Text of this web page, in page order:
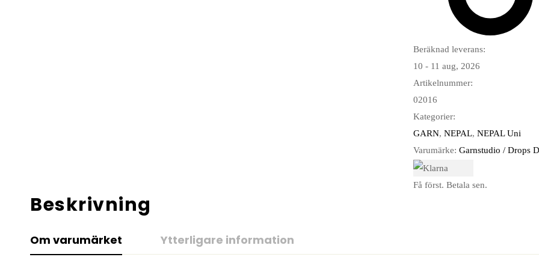
Beräknad leverans:
10 - 11 aug, 2026
Artikelnummer:
02016
Kategorier:
GARN, NEPAL, NEPAL Uni
Varumärke: Garnstudio / Drops
Få först. Betala sen.
Beskrivning
Om varumärket Ytterligare information